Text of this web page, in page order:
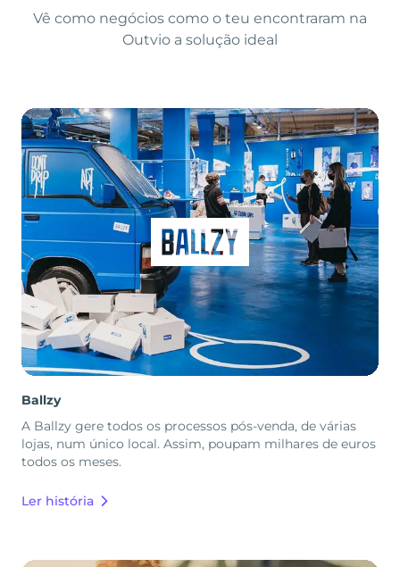
Vê como negócios como o teu encontraram na
Outvio a solução ideal
Ballzy
A Ballzy gere todos os processos pós-venda, de várias
lojas, num único local. Assim, poupam milhares de euros
todos os meses.
Ler história